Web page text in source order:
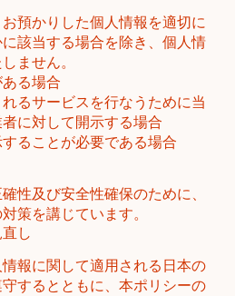
預かりした個人情報を適切に
該当する場合を除き、個人情
ません。
る場合
るサービスを行なうために当
に対して開示する場合
ることが必要である場合
性及び安全性確保のために、
策を講じています。
し
報に関して適用される日本の
するとともに、本ポリシーの